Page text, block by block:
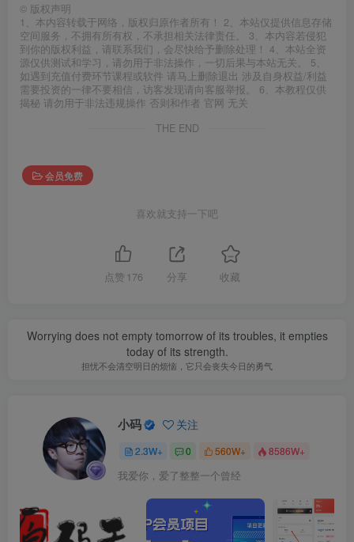
© 版权声明
1、本内容转载于网络，版权归原作者所有！ 2、本站仅提供信息存储
空间服务，不拥有所有权，不承担相关法律责任。 3、本内容若侵犯
到你的版权利益，请联系我们，会尽快给予删除处理！ 4、本站全资
源仅供测试和学习，请勿用于非法操作，一切后果与本站无关。 5、
如遇到充值付费环节课程或软件 请马上删除退出 涉及自身权益/利益
需要投资的一律不要相信，访客发现请向客服举报。 6、本教程仅供
揭秘 请勿用于非法违规操作 否则和作者 官网 无关
THE END
会员免费
喜欢就支持一下吧
点赞 176 分享 收藏
Worrying does not empty tomorrow of its troubles, it empties
today of its strength.
担忧不会清空明日的烦恼，它只会丧失今日的勇气
小码 关注
2.3W+ 0 560W+ 8586W+
我爱你，爱了整整一个曾经